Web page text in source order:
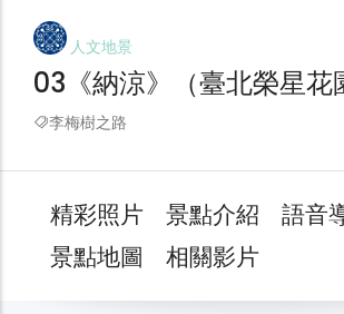
人文地景
03《納涼》（臺北榮星花
李梅樹之路
精彩照片 景點介紹
語音
景點地圖
相關影片